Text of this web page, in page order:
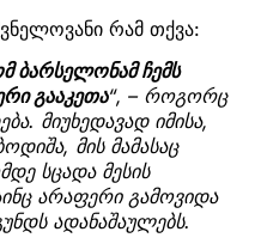
რამ თქვა:
ბარსელონამ ჩემს
გააკეთა“, – როგორც
მიუხედავად იმისა,
მის მამასაც
სცადა მესის
არაფერი გამოვიდა
ადანაშაულებს.